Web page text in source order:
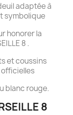
adaptée à
symbolique
honorer la
8 .
et coussins
blanc rouge.
8